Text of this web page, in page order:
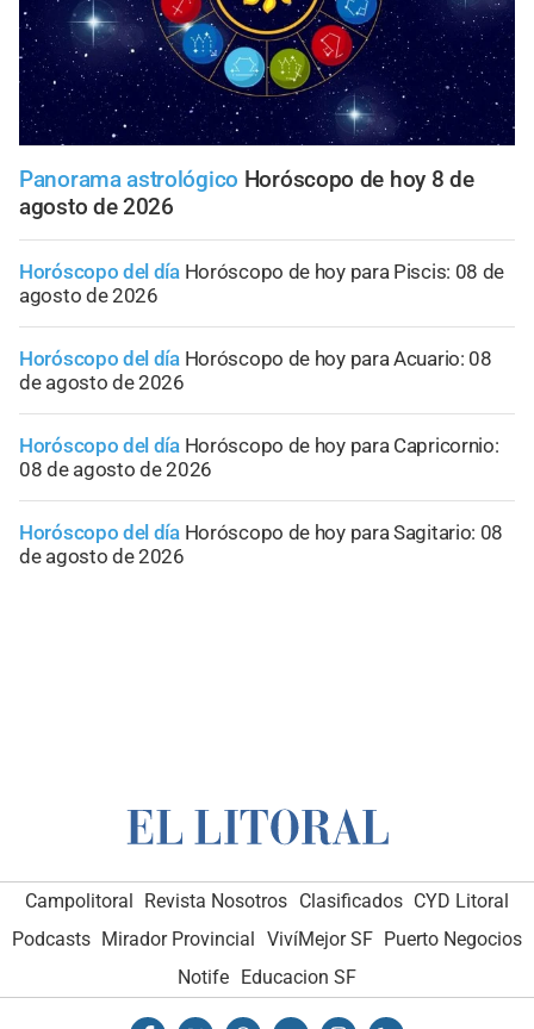
Panorama astrológico Horóscopo de hoy 8 de
agosto de 2026
Horóscopo del día Horóscopo de hoy para Piscis: 08 de
agosto de 2026
Horóscopo del día Horóscopo de hoy para Acuario: 08
de agosto de 2026
Horóscopo del día Horóscopo de hoy para Capricornio:
08 de agosto de 2026
Horóscopo del día Horóscopo de hoy para Sagitario: 08
de agosto de 2026
Campolitoral Revista Nosotros Clasificados CYD Litoral
Podcasts Mirador Provincial VivíMejor SF Puerto Negocios
Notife
Educacion SF